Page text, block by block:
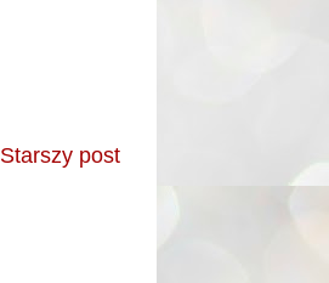
Starszy post